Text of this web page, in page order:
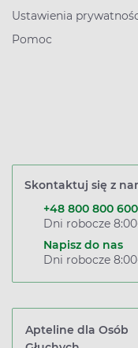
Ustawienia
Pomoc
Skontaktuj się z
+48 800 800 600
Dni robocze
Napisz do nas
Dni robocze
Apteline dla Osób